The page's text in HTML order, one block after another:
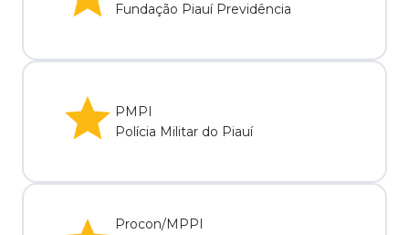
Fundação Piauí Previdência
PMPI
Polícia Militar do Piauí
Procon/MPPI